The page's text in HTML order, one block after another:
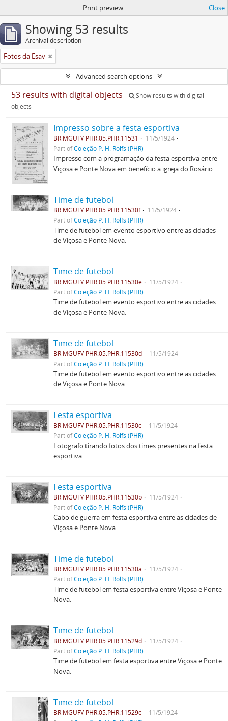
Print preview Close
Showing 53 results
Archival description
Fotos da Esav
Advanced search options
53 results with digital objects
Show results with digital
objects
Impresso sobre a festa esportiva
BR MGUFV PHR.05.PHR.11531
11/5/1924
Part ofColeção P. H. Rolfs (PHR)
Impresso com a programação da festa esportiva entre
Viçosa e Ponte Nova em benefício a igreja do Rosário.
Time de futebol
BR MGUFV PHR.05.PHR.11530f
11/5/1924
Part ofColeção P. H. Rolfs (PHR)
Time de futebol em evento esportivo entre as cidades
de Viçosa e Ponte Nova.
Time de futebol
BR MGUFV PHR.05.PHR.11530e
11/5/1924
Part ofColeção P. H. Rolfs (PHR)
Time de futebol em evento esportivo entre as cidades
de Viçosa e Ponte Nova.
Time de futebol
BR MGUFV PHR.05.PHR.11530d
11/5/1924
Part ofColeção P. H. Rolfs (PHR)
Time de futebol em evento esportivo entre as cidades
de Viçosa e Ponte Nova.
Festa esportiva
BR MGUFV PHR.05.PHR.11530c
11/5/1924
Part ofColeção P. H. Rolfs (PHR)
Fotografo tirando fotos dos times presentes na festa
esportiva.
Festa esportiva
BR MGUFV PHR.05.PHR.11530b
11/5/1924
Part ofColeção P. H. Rolfs (PHR)
Cabo de guerra em festa esportiva entre as cidades de
Viçosa e Ponte Nova.
Time de futebol
BR MGUFV PHR.05.PHR.11530a
11/5/1924
Part ofColeção P. H. Rolfs (PHR)
Time de futebol em festa esportiva entre Viçosa e Ponte
Nova.
Time de futebol
BR MGUFV PHR.05.PHR.11529d
11/5/1924
Part ofColeção P. H. Rolfs (PHR)
Time de futebol em festa esportiva entre Viçosa e Ponte
Nova.
Time de futebol
BR MGUFV PHR.05.PHR.11529c
11/5/1924